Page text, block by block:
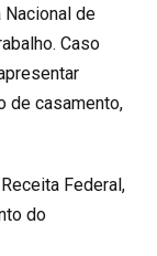
Nacional de
Caso
de casamento,
Federal,
do